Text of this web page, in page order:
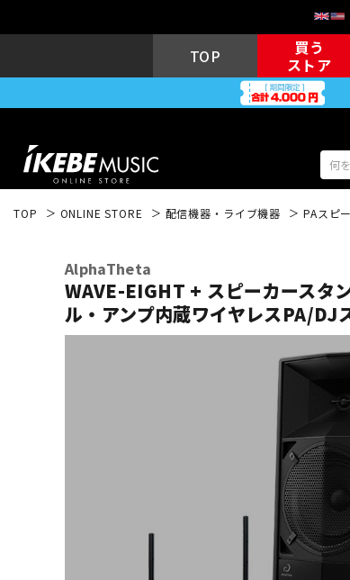
TOP
買う
ストア
キーボード 電子
ヴィ
TOP ONLINE STORE 配信機器・ライブ機器 PAスピ
AlphaTheta
WAVE-EIGHT + スピーカースタ
ル・アンプ内蔵ワイヤレスPA/DJ